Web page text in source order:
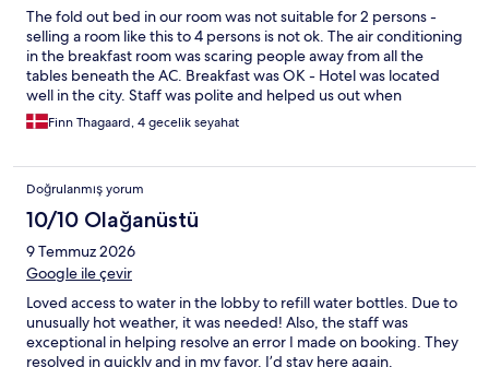
The fold out bed in our room was not suitable for 2 persons -
selling a room like this to 4 persons is not ok. The air conditioning
in the breakfast room was scaring people away from all the
tables beneath the AC. Breakfast was OK - Hotel was located
well in the city. Staff was polite and helped us out when
needed.
Finn Thagaard, 4 gecelik seyahat
Doğrulanmış yorum
10/10 Olağanüstü
9 Temmuz 2026
Google ile çevir
Loved access to water in the lobby to refill water bottles. Due to
unusually hot weather, it was needed! Also, the staff was
exceptional in helping resolve an error I made on booking. They
resolved in quickly and in my favor. I’d stay here again.